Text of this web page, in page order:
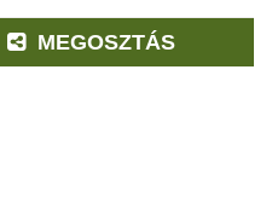
MEGOSZTÁS